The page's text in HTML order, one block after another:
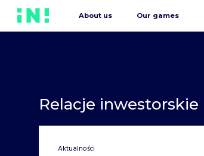
About us Our games
Relacje inwestorskie
Aktualności